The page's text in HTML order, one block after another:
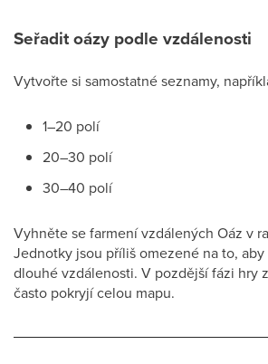
Seřadit oázy podle vzdálenosti
Vytvořte si samostatné seznamy,
1–20 polí
20–30 polí
30–40 polí
Vyhněte se farmení vzdálených Oáz v
Jednotky jsou příliš omezené na to,
dlouhé vzdálenosti. V pozdější fázi hry
často pokryjí celou mapu.